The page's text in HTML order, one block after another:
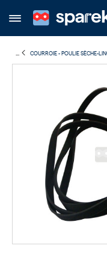
COURROIE - POULIE SÈCHE-